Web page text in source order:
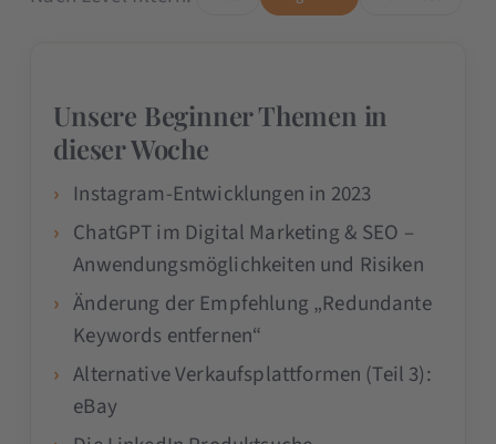
Unsere Beginner Themen in
dieser Woche
Instagram-Entwicklungen in 2023
ChatGPT im Digital Marketing & SEO –
Anwendungsmöglichkeiten und Risiken
Änderung der Empfehlung „Redundante
Keywords entfernen“
Alternative Verkaufsplattformen (Teil 3):
eBay